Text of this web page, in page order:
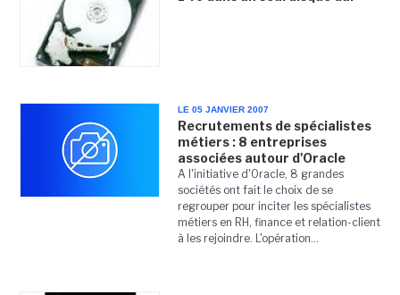
LE 05 JANVIER 2007
Recrutements de spécialistes
métiers : 8 entreprises
associées autour d'Oracle
A l'initiative d'Oracle, 8 grandes
sociétés ont fait le choix de se
regrouper pour inciter les spécialistes
métiers en RH, finance et relation-client
à les rejoindre. L'opération...